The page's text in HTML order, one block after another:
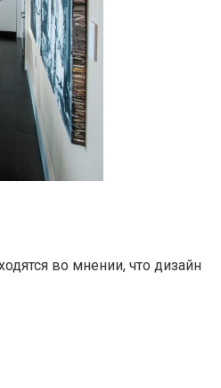
во мнении, что дизайн